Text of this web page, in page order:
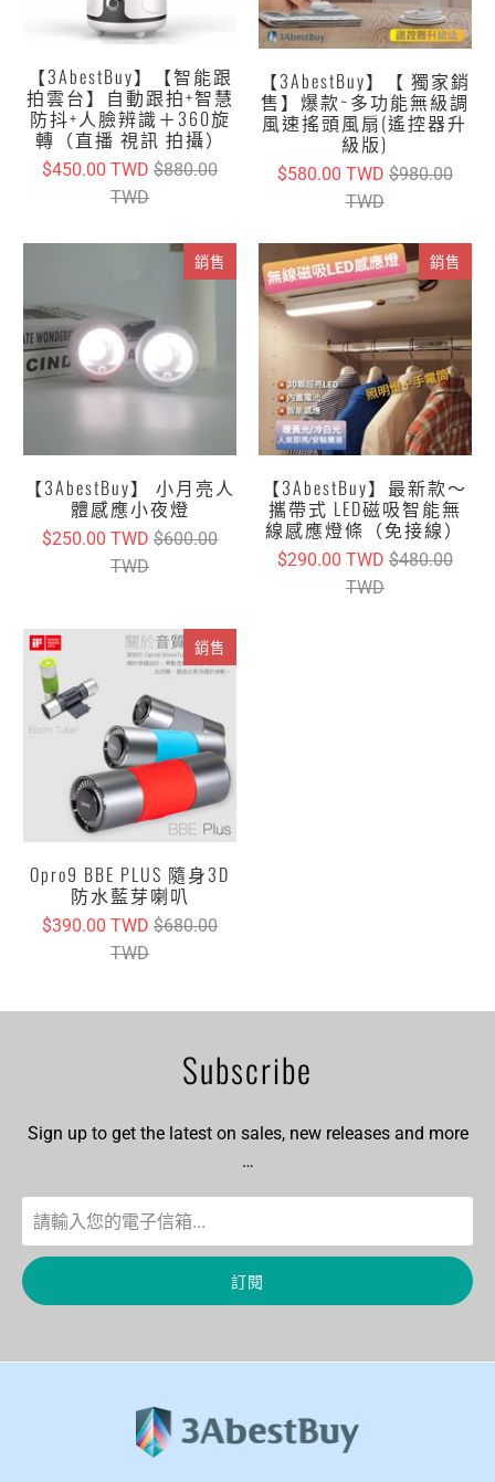
【3AbestBuy】【智能跟
拍雲台】自動跟拍+智慧
防抖+人臉辨識＋360旋
轉（直播 視訊 拍攝）
$450.00 TWD$880.00
TWD
【3AbestBuy】【 獨家銷
售】爆款~多功能無級調
風速搖頭風扇(遙控器升
級版)
$580.00 TWD$980.00
TWD
銷售
【3AbestBuy】 小月亮人
體感應小夜燈
$250.00 TWD$600.00
TWD
銷售
【3AbestBuy】最新款～
攜帶式 LED磁吸智能無
線感應燈條（免接線）
$290.00 TWD$480.00
TWD
銷售
Opro9 BBE PLUS 隨身3D
防水藍芽喇叭
$390.00 TWD$680.00
TWD
Subscribe
Sign up to get the latest on sales, new releases and more
…